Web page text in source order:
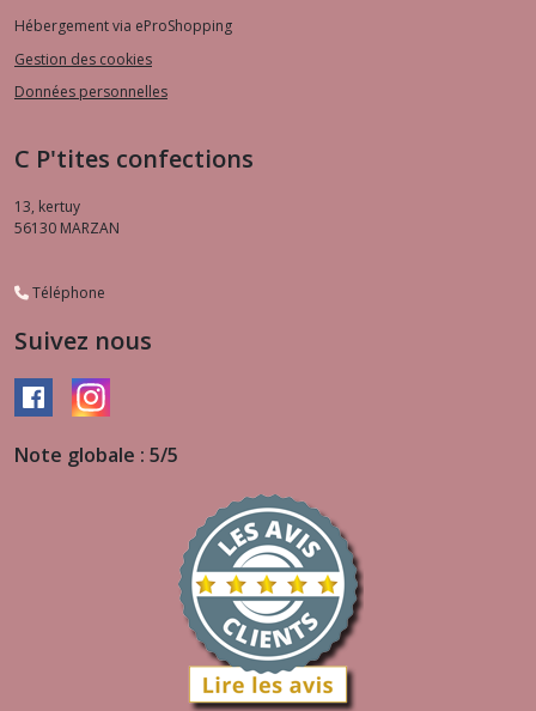
Hébergement via eProShopping
Gestion des cookies
Données personnelles
C P'tites confections
13, kertuy
56130 MARZAN
Téléphone
Suivez nous
Note globale : 5/5